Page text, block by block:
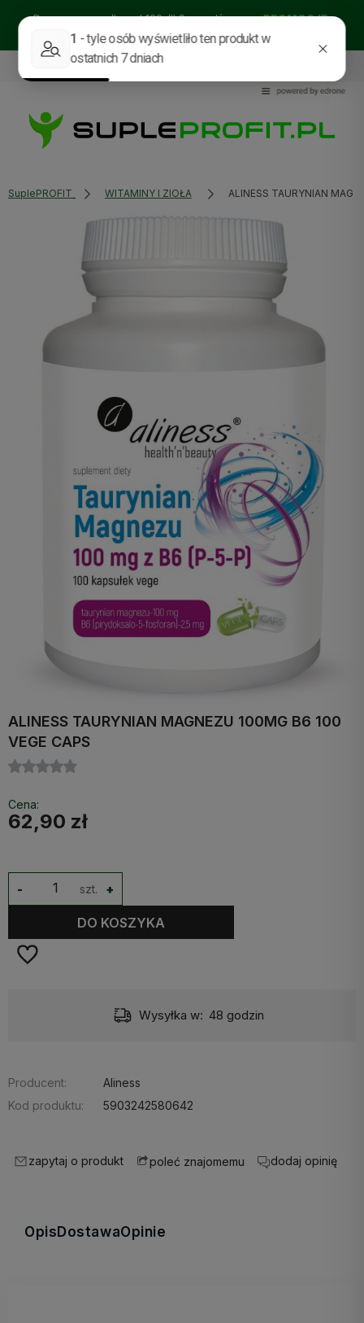
Darmowa wysyłka od 129zł!! Sprawdź nasze:PROMOCJE
BESTSELLERY
NOWOŚCI
535114318
SuplePROFIT WITAMINY I ZIOŁA ALINESS TAURYNIAN
ALINESS TAURYNIAN MAGNEZU 100MG B6 100
VEGE CAPS
Cena:
62,90 zł
szt. +
-
DO KOSZYKA
Wysyłka w: 48 godzin
Producent:
Aliness
Kod produktu:
5903242580642
zapytaj o produkt poleć znajomemu dodaj opinię
Opis DostawaOpinie